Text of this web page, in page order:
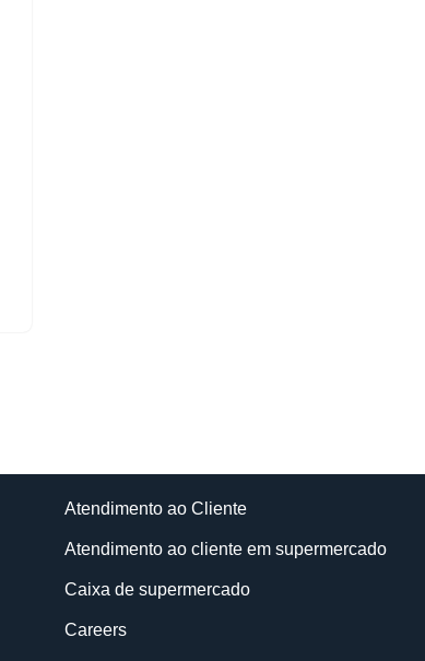
Atendimento ao Cliente
Atendimento ao cliente em supermercado
Caixa de supermercado
Careers